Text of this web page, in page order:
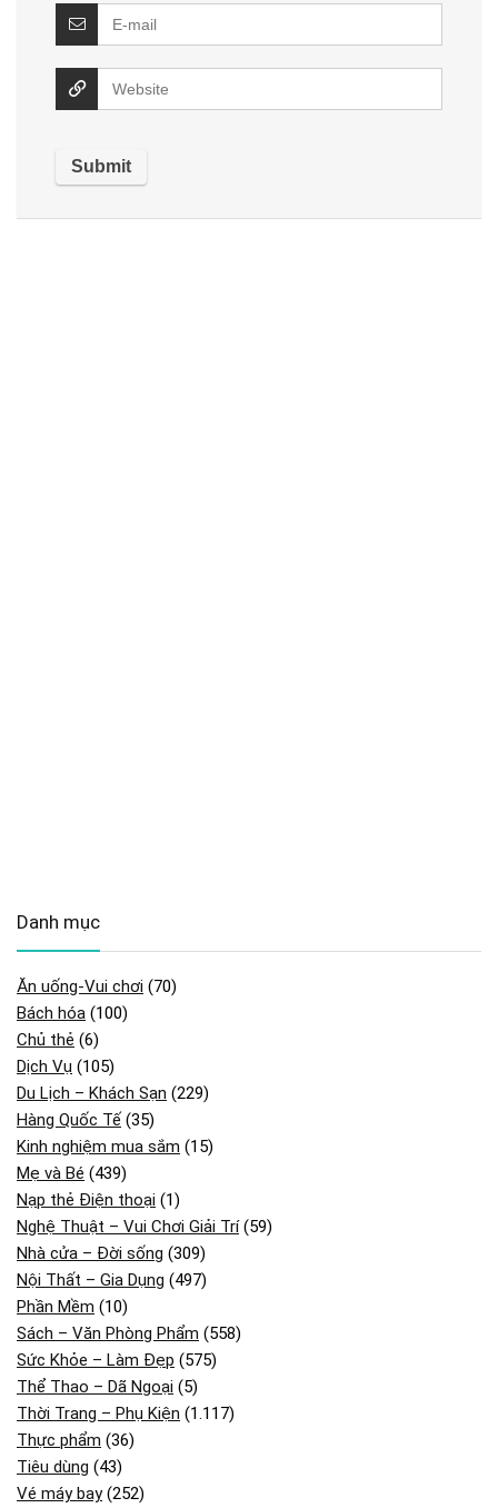
Danh mục
Ăn uống-Vui chơi (70)
Bách hóa (100)
Chủ thẻ (6)
Dịch Vụ (105)
Du Lịch – Khách Sạn (229)
Hàng Quốc Tế (35)
Kinh nghiệm mua sắm (15)
Mẹ và Bé (439)
Nạp thẻ Điện thoại (1)
Nghệ Thuật – Vui Chơi Giải Trí(59)
Nhà cửa – Đời sống (309)
Nội Thất – Gia Dụng (497)
Phần Mềm (10)
Sách – Văn Phòng Phẩm (558)
Sức Khỏe – Làm Đẹp (575)
Thể Thao – Dã Ngoại (5)
Thời Trang – Phụ Kiện (1.117)
Thực phẩm (36)
Tiêu dùng (43)
Vé máy bay(252)